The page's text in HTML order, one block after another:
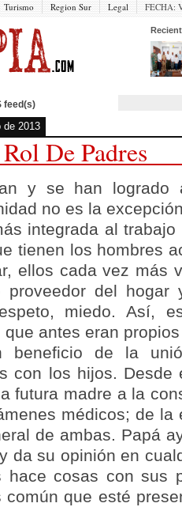
Turismo Region Sur Legal FECHA:
feed(s)
de 2013
De Padres
y se han logrado
no es la
integrada al
tienen los hombres
ellos cada vez más
proveedor del
miedo. Así,
antes eran
beneficio de la
con los hijos. Desde
futura madre a la
médicos; de la
de ambas. Papá
da su opinión en
hace cosas con sus
común que esté